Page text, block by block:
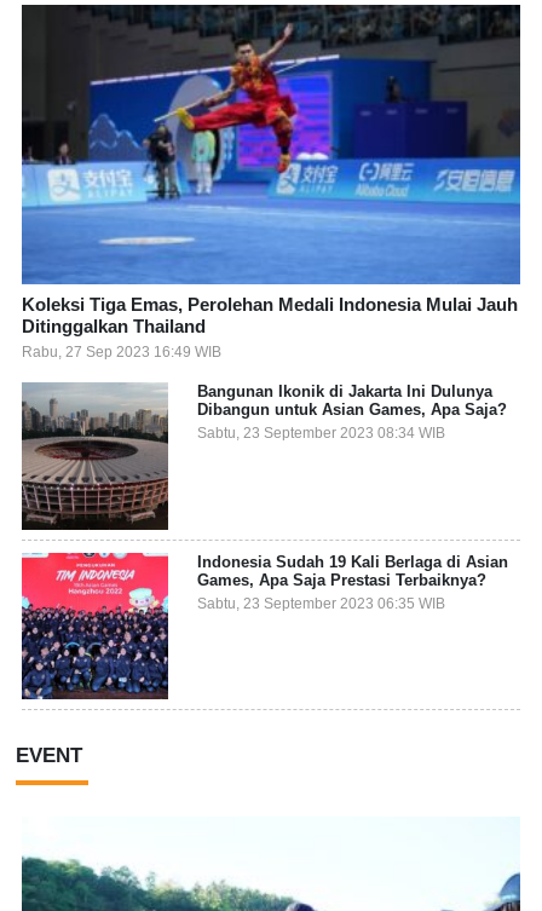
Koleksi Tiga Emas, Perolehan Medali Indonesia Mulai Jauh
Ditinggalkan Thailand
Rabu, 27 Sep 2023 16:49 WIB
Bangunan Ikonik di Jakarta Ini Dulunya
Dibangun untuk Asian Games, Apa Saja?
Sabtu, 23 September 2023 08:34 WIB
Indonesia Sudah 19 Kali Berlaga di Asian
Games, Apa Saja Prestasi Terbaiknya?
Sabtu, 23 September 2023 06:35 WIB
EVENT